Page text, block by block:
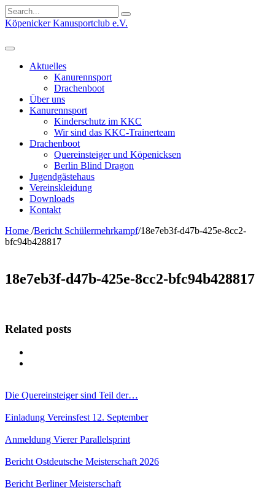
Search
for:
Köpenicker Kanusportclub e.V.
Aktuelles
Kanurennsport
Drachenboot
Über uns
Kanurennsport
Kinderschutz im KKC
Wir sind das KKC-Trainerteam
Drachenboot
Quereinsteiger und Köpenicksen
Berlin Blind Dragon
Jugendgästehaus
Vereinskleidung
Downloads
Kontakt
Home /Bericht Schülermehrkampf/18e7eb3f-d47b-425e-8cc2-
bfc94b428817
18e7eb3f-d47b-425e-8cc2-bfc94b428817
Related posts
Die Quereinsteiger sind Teil der…
Einladung Vereinsfest 12. September
Anmeldung Vierer Parallelsprint
Bericht Ostdeutsche Meisterschaft 2026
Bericht Berliner Meisterschaft